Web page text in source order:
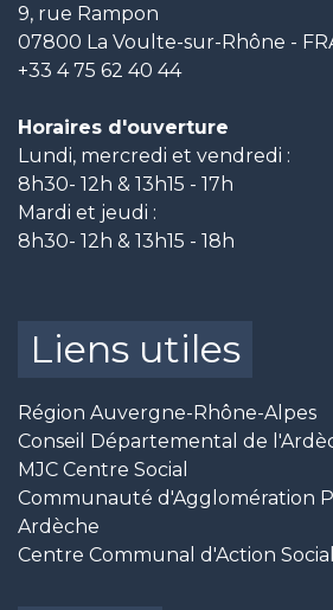
9, rue Rampon
07800 La Voulte-sur-Rhône -
+33 4 75 62 40 44
Horaires d'ouverture
Lundi, mercredi et vendredi :
8h30- 12h & 13h15 - 17h
Mardi et jeudi :
8h30- 12h & 13h15 - 18h
Liens utiles
Région Auvergne-Rhône-Alpes
Conseil Départemental de
MJC Centre Social
Communauté d'Agglomération
Ardèche
Centre Communal d'Action